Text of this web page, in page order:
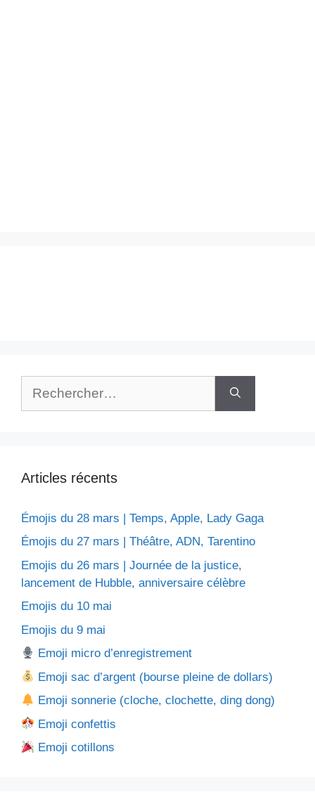
Articles récents
Émojis du 28 mars | Temps, Apple, Lady Gaga
Émojis du 27 mars | Théâtre, ADN, Tarentino
Emojis du 26 mars | Journée de la justice,
lancement de Hubble, anniversaire célèbre
Emojis du 10 mai
Emojis du 9 mai
Emoji micro d’enregistrement
Emoji sac d’argent (bourse pleine de dollars)
Emoji sonnerie (cloche, clochette, ding dong)
Emoji confettis
Emoji cotillons